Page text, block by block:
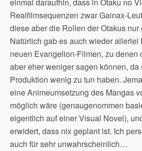
Realfilmsequenzen zwar Gainax-
diese aber die Rollen der Otakus nur
Natürlich gab es auch wieder allerlei
neuen Evangelion-Filmen, zu denen
aber eher weniger sagen können,
Produktion wenig zu tun haben.
eine Animeumsetzung des Mangas
möglich wäre (genaugenommen
eigentlich auf einer Visual Novel),
erwidert, dass nix geplant ist. Ich
auch für sehr unwahrscheinlich…